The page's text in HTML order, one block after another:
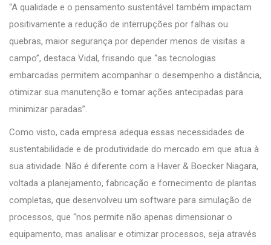
“A qualidade e o pensamento sustentável também impactam
positivamente a redução de interrupções por falhas ou
quebras, maior segurança por depender menos de visitas a
campo”, destaca Vidal, frisando que “as tecnologias
embarcadas permitem acompanhar o desempenho a distância,
otimizar sua manutenção e tomar ações antecipadas para
minimizar paradas”.
Como visto, cada empresa adequa essas necessidades de
sustentabilidade e de produtividade do mercado em que atua à
sua atividade. Não é diferente com a Haver & Boecker Niagara,
voltada a planejamento, fabricação e fornecimento de plantas
completas, que desenvolveu um software para simulação de
processos, que “nos permite não apenas dimensionar o
equipamento, mas analisar e otimizar processos, seja através